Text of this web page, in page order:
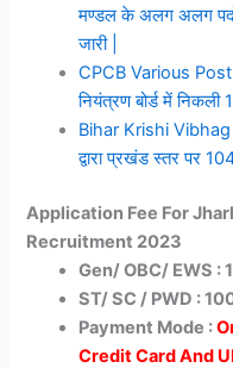
मण्डल के अलग अलग
जारी |
CPCB Various
नियंत्रण बोर्ड में निकली
Bihar Krishi Vibhag
द्वारा प्रखंड स्तर पर
Application Fee For
Recruitment 2023
Gen/ OBC/ EWS :
ST/ SC / PWD :
Payment Mode :
Credit Card And